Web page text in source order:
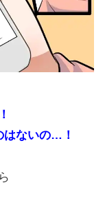
はないの…！